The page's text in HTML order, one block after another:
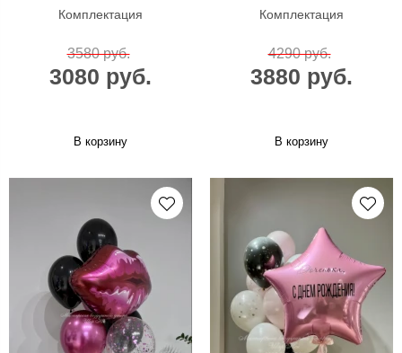
Комплектация
3580 руб.
3080 руб.
В корзину
Комплектация
4290 руб.
3880 руб.
В корзину